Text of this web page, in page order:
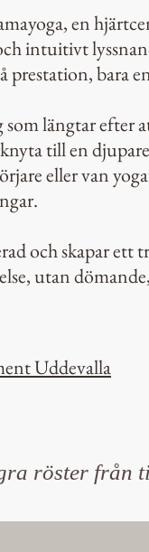
en
intuitivt
prestation, bara
som längtar efter
till en
eller van
och skapar
utan
Uddevalla
röster från